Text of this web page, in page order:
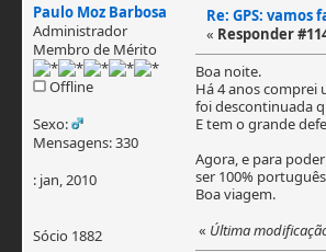
Paulo Moz Barbosa
Administrador
Membro de Mérito
Offline
Sexo:
Mensagens: 330
: jan, 2010
Sócio 1882
Re: GPS: vamos
« Responder
Boa noite.
Há 4 anos comprei
foi descontinuada
E tem o grande
Agora, e para
ser 100%
Boa viagem.
« Última